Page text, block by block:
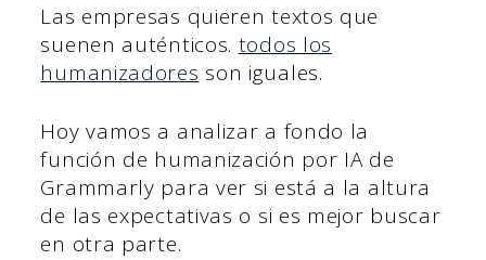
Las empresas quieren textos que
suenen auténticos. todos los
humanizadores son iguales.
Hoy vamos a analizar a fondo la
función de humanización por IA de
Grammarly para ver si está a la altura
de las expectativas o si es mejor buscar
en otra parte.